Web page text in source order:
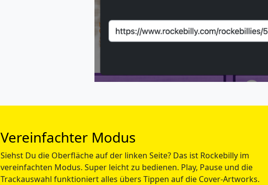
Vereinfachter Modus
Siehst Du die Oberfläche auf der linken Seite? Das ist Rockebilly im
vereinfachten Modus. Super leicht zu bedienen. Play, Pause und die
Trackauswahl funktioniert alles übers Tippen auf die Cover-Artworks.